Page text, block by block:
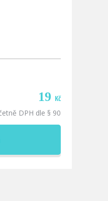
19 Kč
DPH dle § 90